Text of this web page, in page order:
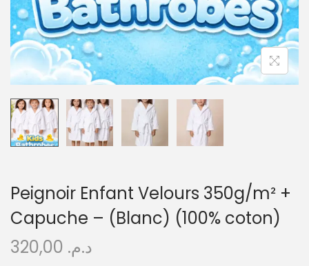
Peignoir Enfant Velours 350g/m² +
Capuche – (Blanc) (100% coton)
د.م.